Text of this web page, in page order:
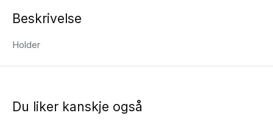
Beskrivelse
Holder
Du liker kanskje også